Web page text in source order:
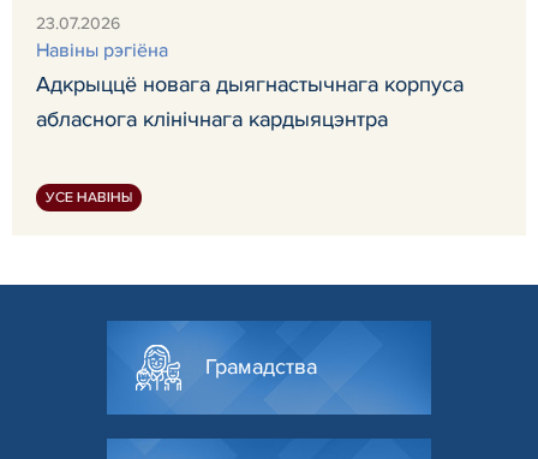
23.07.2026
Навiны рэгiёна
Адкрыццё новага дыягнастычнага корпуса
абласнога клінічнага кардыяцэнтра
УСЕ НАВІНЫ
Грамадства